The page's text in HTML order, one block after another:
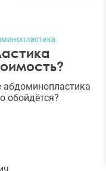
абдоминопластика
обойдётся?